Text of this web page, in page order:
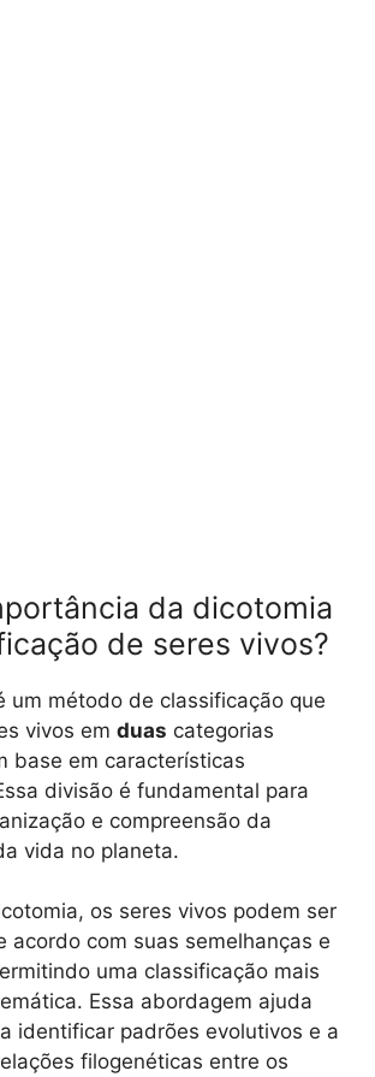
da dicotomia
de seres vivos?
um método de classificação que
vivos em duas categorias
base em características
divisão é fundamental para
e compreensão da
vida no planeta.
os seres vivos podem ser
acordo com suas semelhanças e
uma classificação mais
Essa abordagem ajuda
identificar padrões evolutivos e a
filogenéticas entre os